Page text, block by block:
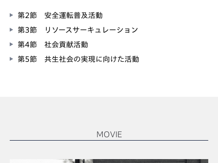
第2節 安全運転普及活動
第3節 リソースサーキュレーション
第4節 社会貢献活動
第5節 共生社会の実現に向けた活動
MOVIE